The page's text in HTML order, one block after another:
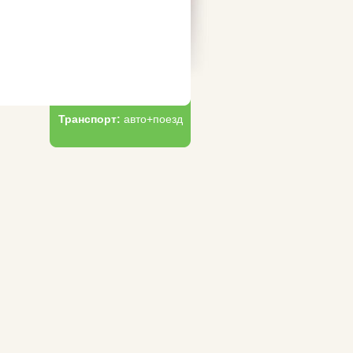
Транспорт: авто+поезд